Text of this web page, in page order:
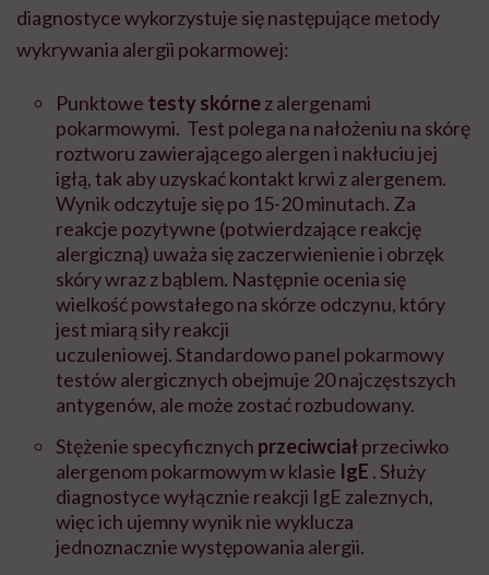
diagnostyce wykorzystuje się następujące metody
wykrywania alergii pokarmowej:
Punktowe testy skórnez alergenami
pokarmowymi. Test polega na nałożeniu na skórę
roztworu zawierającego alergen i nakłuciu jej
igłą, tak aby uzyskać kontakt krwi z alergenem.
Wynik odczytuje się po 15-20 minutach. Za
reakcje pozytywne (potwierdzające reakcję
alergiczną) uważa się zaczerwienienie i obrzęk
skóry wraz z bąblem. Następnie ocenia się
wielkość powstałego na skórze odczynu, który
jest miarą siły reakcji
uczuleniowej.Standardowopanel pokarmowy
testów alergicznych obejmuje 20 najczęstszych
antygenów, ale może zostać rozbudowany.
Stężenie specyficznych przeciwciałprzeciwko
alergenom pokarmowym w klasie IgE . Służy
diagnostyce wyłącznie reakcji IgE zaleznych,
więc ich ujemny wynik nie wyklucza
jednoznacznie występowania alergii.